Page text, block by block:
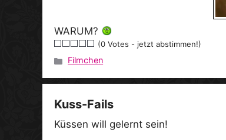
WARUM?
(0 Votes - jetzt abstimmen!)
Kategorien
Filmchen
Kuss-Fails
Küssen will gelernt sein!